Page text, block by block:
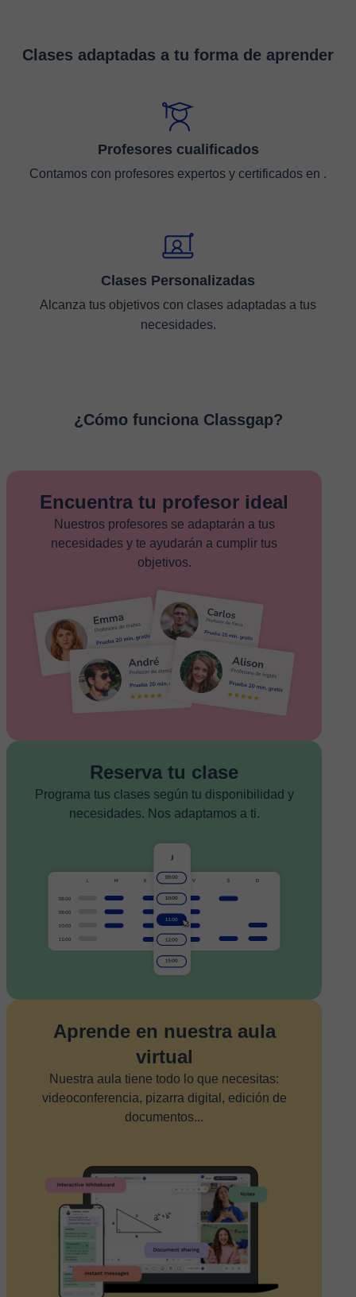
Clases adaptadas a tu forma de aprender
Profesores cualificados
Contamos con profesores expertos y certificados en .
Clases Personalizadas
Alcanza tus objetivos con clases adaptadas a tus
necesidades.
¿Cómo funciona Classgap?
Encuentra tu profesor ideal
Nuestros profesores se adaptarán a tus
necesidades y te ayudarán a cumplir tus
objetivos.
Reserva tu clase
Programa tus clases según tu disponibilidad y
necesidades. Nos adaptamos a ti.
Aprende en nuestra aula
virtual
Nuestra aula tiene todo lo que necesitas:
videoconferencia, pizarra digital, edición de
documentos...